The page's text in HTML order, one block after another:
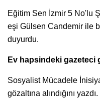
Eğitim Sen İzmir 5 No'lu
eşi Gülsen Candemir ile
duyurdu.
Ev hapsindeki gazeteci
Sosyalist Mücadele
gözaltına alındığını